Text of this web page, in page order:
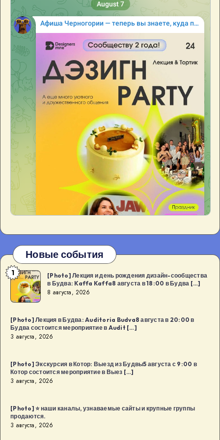
Новые события
[Photo]
Лекция
и
рождения
дизайн-
в
Будва:
Kaffa
августа
в
1
[Photo] Лекция и день рождения дизайн-сообщества
в Будва: Kaffa Kaffa8 августа в 18:00 в Будва […]
8 августа, 2026
[Photo] Лекция в Будва: Auditoria Budva8 августа в 20:00 в
Будва состоится мероприятие в Audit […]
3 августа, 2026
[Photo] Экскурсия в Котор: Выезд из Будвы5 августа с 9:00 в
Котор состоится мероприятие в Выез […]
3 августа, 2026
[Photo] ⭐️ наши каналы, узнаваемые сайты и крупные группы
продаются.
3 августа, 2026